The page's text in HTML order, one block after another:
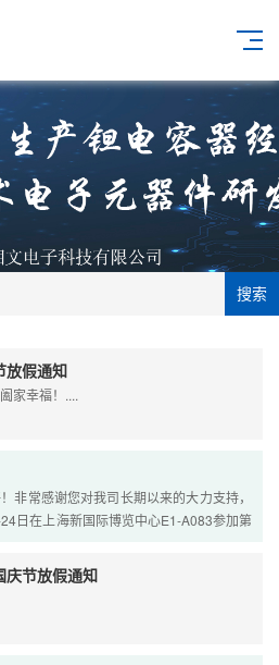
搜索
放假通知
家幸福！....
非常感谢您对我司长期以来的大力支持，
日在上海新国际博览中心E1-A083参加第
列产品，在此诚挚邀请各位来参加本次展
在未来的合作里我们将继续不断努力，为
更优质的服务！....
庆节放假通知